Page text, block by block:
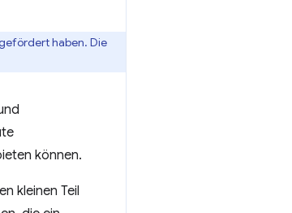
haben. Die
können.
kleinen Teil